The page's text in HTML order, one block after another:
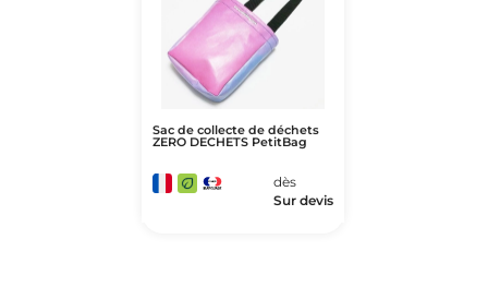
Sac de collecte de déchets
ZERO DECHETS PetitBag
dès
Sur devis